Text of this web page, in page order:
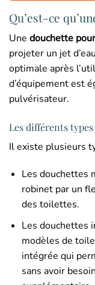
Qu’est-ce
Une douchette
projeter un jet
optimale après
d’équipement est
pulvérisateur.
Les différents
Il existe plusieurs
Les douchettes
robinet par un
des toilettes.
Les douchettes
modèles de
intégrée qui
sans avoir